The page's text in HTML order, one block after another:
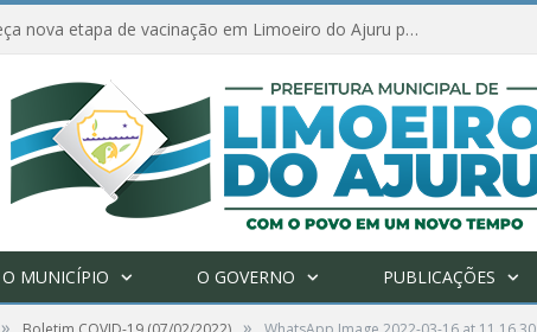
Amanhã começa nova etapa de vacinação em Limoeiro do Ajuru para idosos com 65 ou mais
O MUNICÍPIO O GOVERNO PUBLICAÇÕES